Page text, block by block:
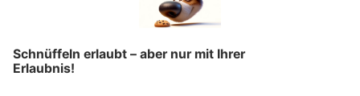
Rücksendeetikett auf das Paket. Dieses kannst du
dir in deinem Kundenkonto anfordern. Hast du als
Gast bestellt, schreibe uns eine Email an
verkauf@schecker.de oder rufe zu unseren